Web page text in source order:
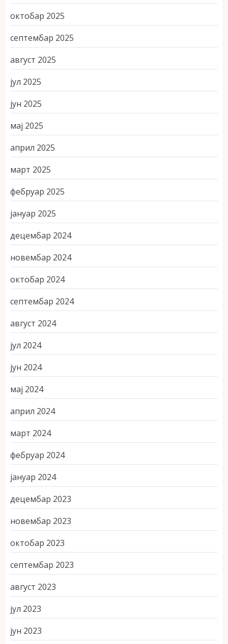
октобар 2025
септембар 2025
август 2025
јул 2025
јун 2025
мај 2025
април 2025
март 2025
фебруар 2025
јануар 2025
децембар 2024
новембар 2024
октобар 2024
септембар 2024
август 2024
јул 2024
јун 2024
мај 2024
април 2024
март 2024
фебруар 2024
јануар 2024
децембар 2023
новембар 2023
октобар 2023
септембар 2023
август 2023
јул 2023
јун 2023